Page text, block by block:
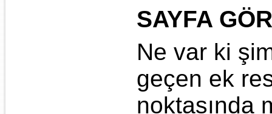
SAYFA
Ne var ki
geçen ek
noktasında